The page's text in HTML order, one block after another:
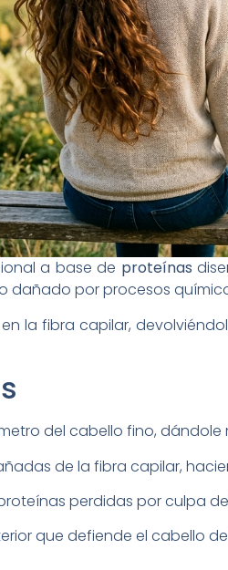
a base de proteínas
dañado por procesos
la fibra capilar,
del cabello fino, dándole
de la fibra capilar,
perdidas por culpa
que defiende el cabello